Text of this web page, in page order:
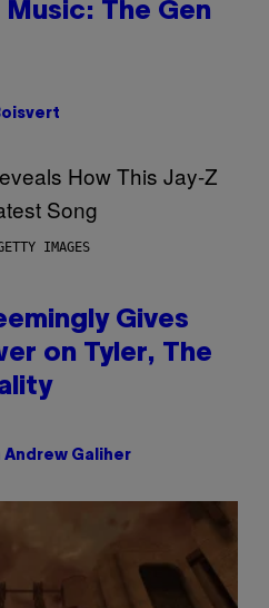
The Gen
IMAGES
Gives
on Tyler, The
Andrew Galiher